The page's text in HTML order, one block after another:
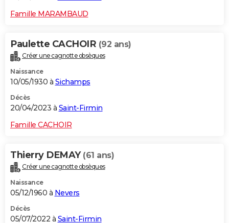
CARTE DE VOEUX
Dictionnaire
Biographies
Citations
Expressions
Proverbes
PROGRAMME TV
COPAINS D'AVANT
S'inscrire
Se connecter
Lycées
Collèges
Primaires
Universités
Entreprises
Service militaire
Avis de recherche
AVIS DE DÉCÈS
Famille MARAMBAUD
Paulette CACHOIR (92 ans)
Créer une cagnotte obsèques
Naissance
10/05/1930 à Sichamps
Décès
20/04/2023 à Saint-Firmin
Famille CACHOIR
Thierry DEMAY (61 ans)
Créer une cagnotte obsèques
Naissance
05/12/1960 à Nevers
Décès
05/07/2022 à Saint-Firmin